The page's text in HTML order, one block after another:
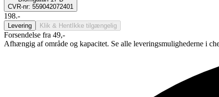
CVR-nr: 559042072401
198.-
Levering Klik & Hent Ikke tilgængelig
Forsendelse fra 49,-
Afhængig af område og kapacitet. Se alle leveringsmulighederne i